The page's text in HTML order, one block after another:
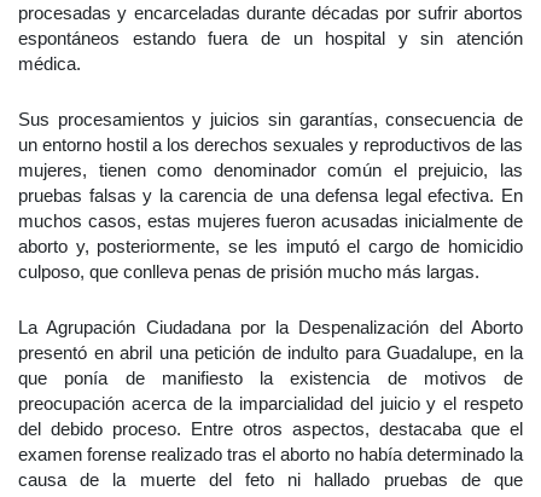
procesadas y encarceladas durante décadas por sufrir abortos
espontáneos estando fuera de un hospital y sin atención
médica.
Sus procesamientos y juicios sin garantías, consecuencia de
un entorno hostil a los derechos sexuales y reproductivos de las
mujeres, tienen como denominador común el prejuicio, las
pruebas falsas y la carencia de una defensa legal efectiva. En
muchos casos, estas mujeres fueron acusadas inicialmente de
aborto y, posteriormente, se les imputó el cargo de homicidio
culposo, que conlleva penas de prisión mucho más largas.
La Agrupación Ciudadana por la Despenalización del Aborto
presentó en abril una petición de indulto para Guadalupe, en la
que ponía de manifiesto la existencia de motivos de
preocupación acerca de la imparcialidad del juicio y el respeto
del debido proceso. Entre otros aspectos, destacaba que el
examen forense realizado tras el aborto no había determinado la
causa de la muerte del feto ni hallado pruebas de que